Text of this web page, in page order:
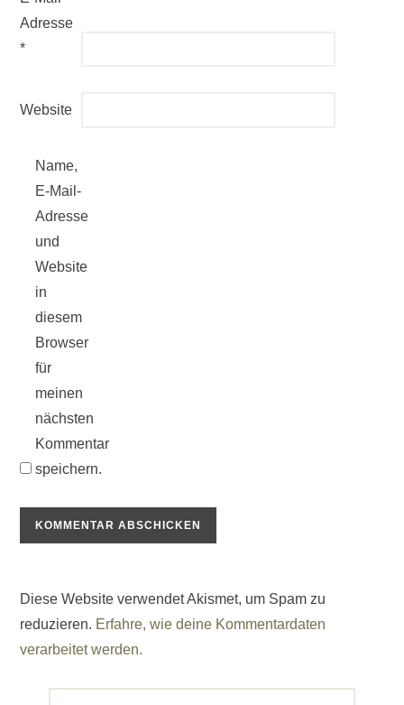
Adresse
*
Website
Name,
E-Mail-
Adresse
und
Website
in
diesem
Browser
für
meinen
nächsten
Kommentar
speichern.
Diese Website verwendet Akismet, um Spam zu
reduzieren. Erfahre, wie deine Kommentardaten
verarbeitet werden.